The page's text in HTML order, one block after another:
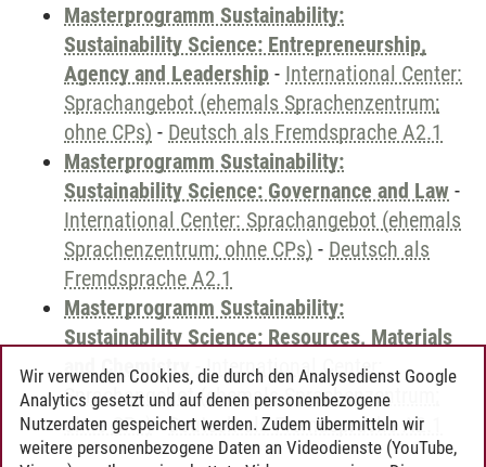
Masterprogramm Sustainability:
Sustainability Science: Entrepreneurship,
Agency and Leadership - International Center:
Sprachangebot (ehemals Sprachenzentrum;
ohne CPs) - Deutsch als Fremdsprache A2.1
Masterprogramm Sustainability:
Sustainability Science: Governance and Law -
International Center: Sprachangebot (ehemals
Sprachenzentrum; ohne CPs) - Deutsch als
Fremdsprache A2.1
Masterprogramm Sustainability:
Sustainability Science: Resources, Materials
and Chemistry -International Center:
Sprachangebot (ehemals Sprachenzentrum;
ohne CPs)-Deutsch als Fremdsprache A2.1
Wir verwenden Cookies, die durch den Analysedienst Google
Analytics gesetzt und auf denen personenbezogene
Nutzerdaten gespeichert werden. Zudem übermitteln wir
weitere personenbezogene Daten an Videodienste (YouTube,